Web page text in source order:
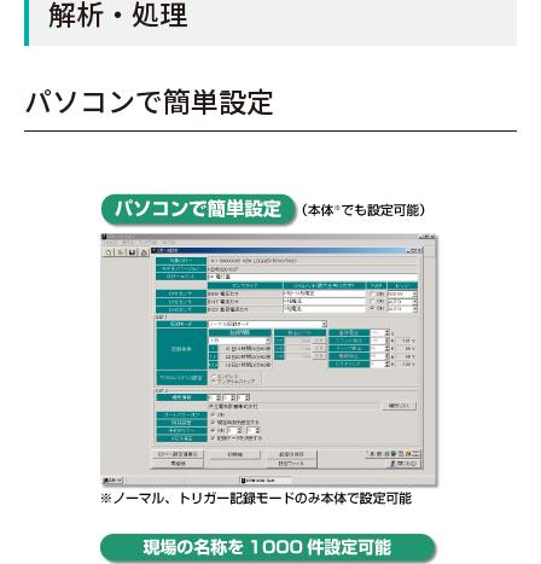
解析・処理
パソコンで簡単設定